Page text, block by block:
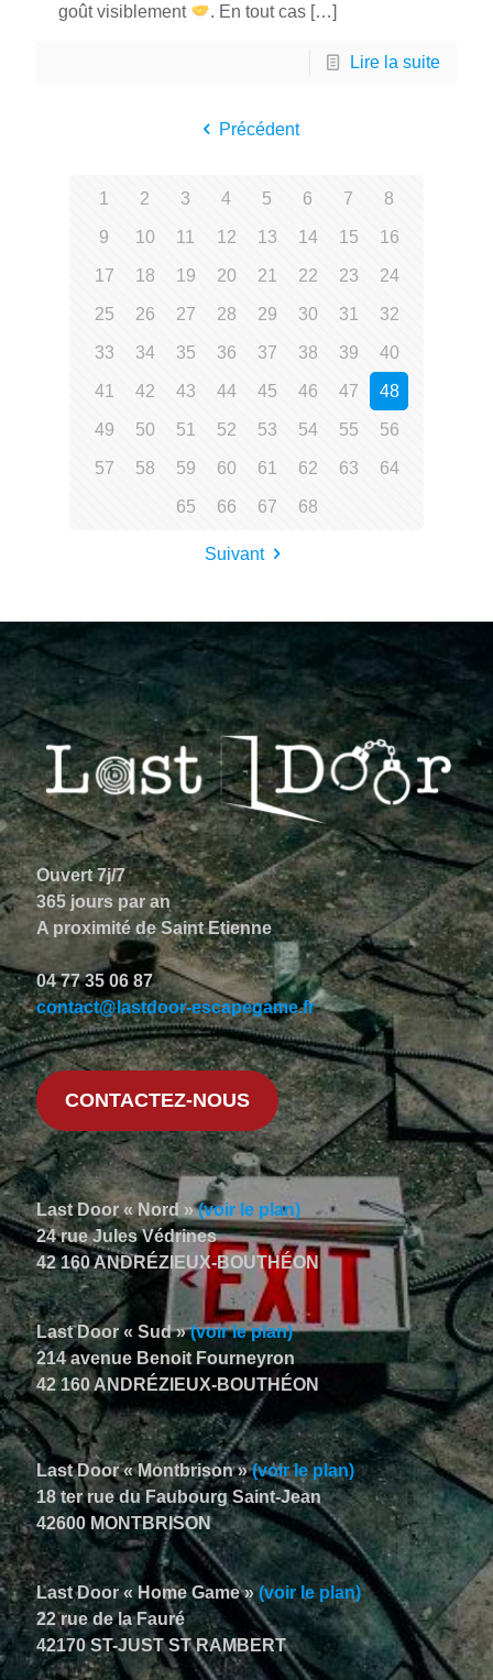
goût visiblement
. En tout cas […]
Lire la suite
Précédent
1 2 3 4 5 6 7 8
9 10 11 12 13 14 15 16
17 18 19 20 21 22 23 24
25 26 27 28 29 30 31 32
33 34 35 36 37 38 39 40
41 42 43 44 45 46 47 48
49 50 51 52 53 54 55 56
57 58 59 60 61 62 63 64
65 66 67 68
Suivant
Ouvert 7j/7
365 jours par an
A proximité de Saint Etienne
04 77 35 06 87
contact@lastdoor-escapegame.fr
CONTACTEZ-NOUS
Last Door « Nord »(voir le plan)
24 rue Jules Védrines
42 160 ANDRÉZIEUX-BOUTHÉON
Last Door « Sud »(voir le plan)
214 avenue Benoit Fourneyron
42 160 ANDRÉZIEUX-BOUTHÉON
Last Door « Montbrison »(voir le plan)
18 ter rue du Faubourg Saint-Jean
42600 MONTBRISON
Last Door « Home Game »(voir le plan)
22 rue de la Fauré
42170 ST-JUST ST RAMBERT